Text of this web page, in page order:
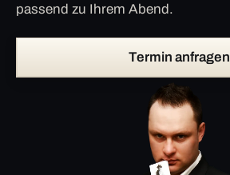
passend zu Ihrem Abend.
Termin anfragen